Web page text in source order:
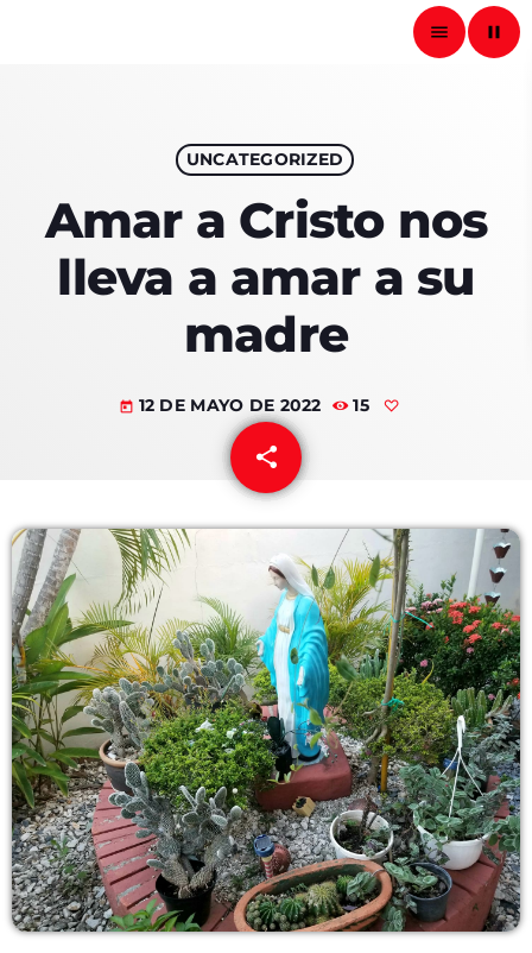
menu
pause
RADIO FOTOS RD
PORTADA
QUIÉNES SOMOS
CONTACTO
UNCATEGORIZED
Amar a Cristo nos
lleva a amar a su
madre
today 12 DE MAYO DE 2022 15
share
email